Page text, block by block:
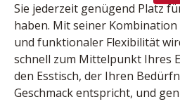
Sie jederzeit genügend Platz
haben. Mit seiner
und funktionaler Flexibilität
schnell zum Mittelpunkt Ihres
den Esstisch, der Ihren
Geschmack entspricht, und